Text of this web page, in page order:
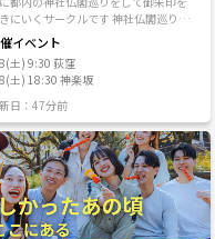
楽しめないと思うので 誰でもウェル
ではありませんがご了承ください
苦手なタイプの方はごめんなさい
がどんな人間で何が苦手かはプロ
ールやサークル.イベントを見ていた
ざっくり言うと子供で見た目はまあ
かも😆 あとパッと思い浮かぶ ご遠
ただきたい方はこんな感じです ✨み
で会話や食事を楽しむ気がない方 ✨
人としてふさわしくない服装・身だ
みの方、着物などフォーマル過ぎる
初対面の相手にタメ口・騒がしい・
馴れしいなど サークルに合わない方
にいくサークルです 神社仏閣巡りは
祝がほとんどです 平日はレトロカフ
ったりします 主に土日に活動して
す！
イベント
土) 9:30 荻窪
土) 18:30 神楽坂
日：47分前